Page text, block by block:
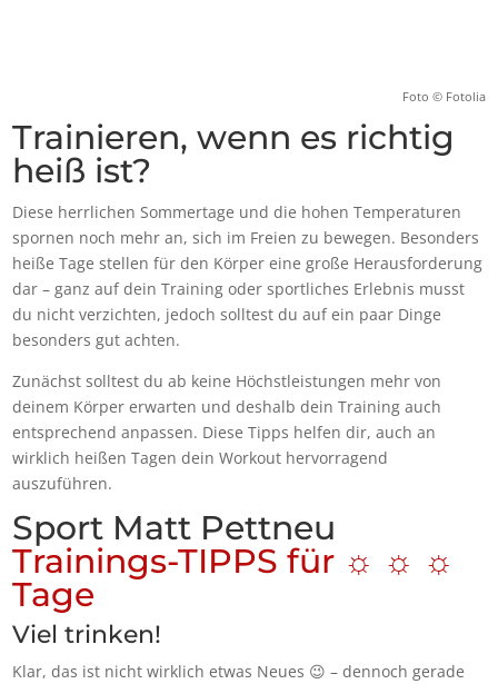
Foto © Fotolia
Trainieren, wenn es richtig
heiß ist?
Diese herrlichen Sommertage und die hohen Temperaturen
spornen noch mehr an, sich im Freien zu bewegen. Besonders
heiße Tage stellen für den Körper eine große Herausforderung
dar – ganz auf dein Training oder sportliches Erlebnis musst
du nicht verzichten, jedoch solltest du auf ein paar Dinge
besonders gut achten.
Zunächst solltest du ab keine Höchstleistungen mehr von
deinem Körper erwarten und deshalb dein Training auch
entsprechend anpassen. Diese Tipps helfen dir, auch an
wirklich heißen Tagen dein Workout hervorragend
auszuführen.
Sport Matt Pettneu
Trainings-TIPPS für ☼ ☼ ☼
Tage
Viel trinken!
Klar, das ist nicht wirklich etwas Neues 😉 – dennoch gerade